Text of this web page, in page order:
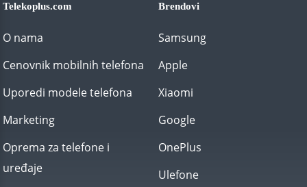
Telekoplus.com
O nama
Cenovnik mobilnih telefona
Uporedi modele telefona
Marketing
Oprema za telefone i
uređaje
Brendovi
Samsung
Apple
Xiaomi
Google
OnePlus
Ulefone